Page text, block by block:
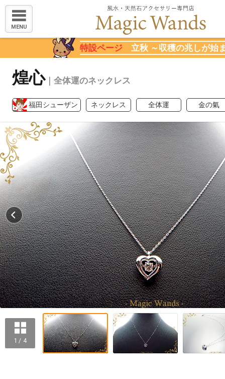
MENU
特設ページ立秋 ～収穫の兆しが始
煌心｜全体運のネックレス
福田シューザン ネックレス 全体運 金の氣
1 / 4